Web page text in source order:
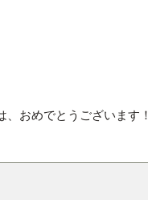
、おめでとうございます！